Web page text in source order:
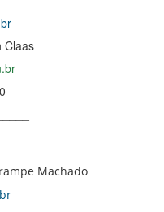
Claas
Machado